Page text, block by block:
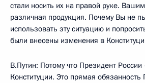
стали носить их на правой руке.
различная продукция. Почему Вы не
использовать эту ситуацию и
были внесены изменения в
В.Путин: Потому что Президент России
Конституции. Это прямая